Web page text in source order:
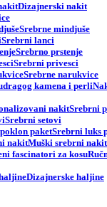
Dizajnerski nakit
Srebrne mindjuše
Srebrni lanci
Srebrno prstenje
Srebrni privesci
Srebrne narukvice
Srebrni
Srebrni setovi
Srebrni luks
Muški srebrni nakit
Dizajnerske haljine